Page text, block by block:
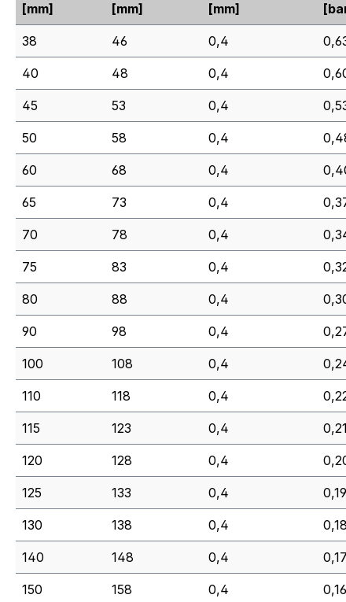
[mm]
[mm]
[mm]
38 46 0,4
40 48 0,4
45 53 0,4
50 58 0,4
60 68 0,4
65 73 0,4
70 78 0,4
75 83 0,4
80 88 0,4
90 98 0,4
100 108 0,4
110 118 0,4
115 123 0,4
120 128 0,4
125 133 0,4
130 138 0,4
140 148 0,4
150 158 0,4